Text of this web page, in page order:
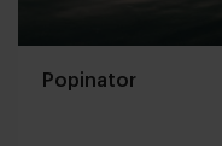
Popinator